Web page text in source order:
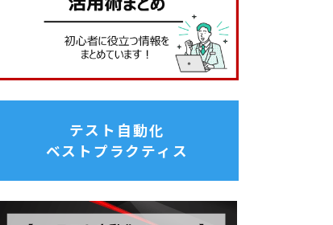
テスト自動化
ベストプラクティス